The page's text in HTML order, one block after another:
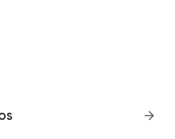
de fondos de cuentas de
progresivas y
a tu ubicación arrow_forward